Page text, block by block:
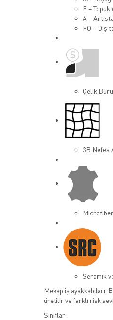
E –
A –
FO – Dış
Çelik
3B Nefes
Seramik
Mekap iş ayakkabıları,
üretilir ve farklı risk
Sınıflar: